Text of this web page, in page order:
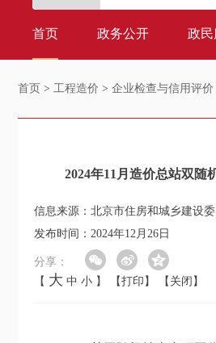
首页 政务公开 政民
首页 >工程造价 >企业检查与信用评价
2024年11月造价总站双随
信息来源：北京市住房和城乡建设
发布时间：2024年12月26日
分享：
【 大 中 小 】 【打印】 【关闭】